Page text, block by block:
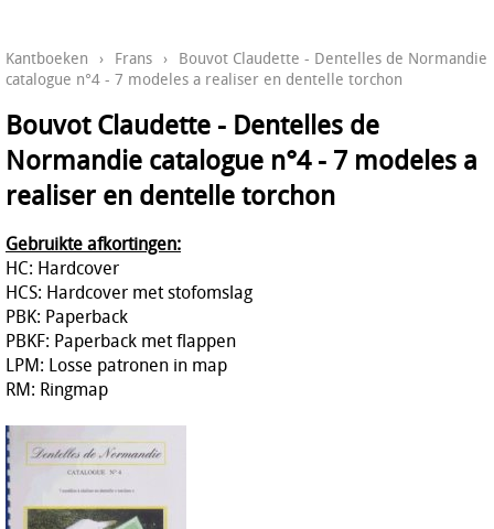
Kantboeken › Frans › Bouvot Claudette - Dentelles de Normandie
catalogue n°4 - 7 modeles a realiser en dentelle torchon
Bouvot Claudette - Dentelles de
Normandie catalogue n°4 - 7 modeles a
realiser en dentelle torchon
Gebruikte afkortingen:
HC: Hardcover
HCS: Hardcover met stofomslag
PBK: Paperback
PBKF: Paperback met flappen
LPM: Losse patronen in map
RM: Ringmap